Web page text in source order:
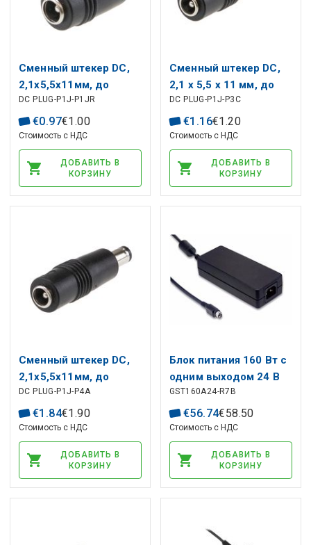
Сменный штекер DC,
2,1x5,5x11мм, до
2,1x5,5x11мм, под
углом
DC PLUG-P1J-P1JR
€0.97€1 .00
Стоимость с НДС
ДОБАВИТЬ В
КОРЗИНУ
Сменный штекер DC,
2,1 x 5,5 x 11 мм, до
1,7 x 4,75 x 11 мм
DC PLUG-P1J-P3C
€1 .16€1 .20
Стоимость с НДС
ДОБАВИТЬ В
КОРЗИНУ
Сменный штекер DC,
2,1x5,5x11мм, до
3,4x5,5x11mm + pin
1мм
DC PLUG-P1J-P4A
€1 .84€1 .90
Стоимость с НДС
ДОБАВИТЬ В
КОРЗИНУ
Блок питания 160 Вт с
одним выходом 24 В
6,67 А настольный
GST160A24-R7B
€56.74€58.50
Стоимость с НДС
ДОБАВИТЬ В
КОРЗИНУ